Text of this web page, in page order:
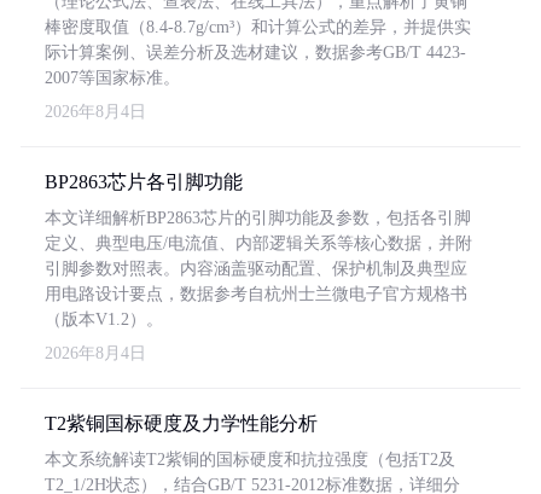
棒密度取值（8.4-8.7g/cm³）和计算公式的差异，并提供实
际计算案例、误差分析及选材建议，数据参考GB/T 4423-
2007等国家标准。
2026年8月4日
BP2863芯片各引脚功能
本文详细解析BP2863芯片的引脚功能及参数，包括各引脚
定义、典型电压/电流值、内部逻辑关系等核心数据，并附
引脚参数对照表。内容涵盖驱动配置、保护机制及典型应
用电路设计要点，数据参考自杭州士兰微电子官方规格书
（版本V1.2）。
2026年8月4日
T2紫铜国标硬度及力学性能分析
本文系统解读T2紫铜的国标硬度和抗拉强度（包括T2及
T2_1/2H状态），结合GB/T 5231-2012标准数据，详细分